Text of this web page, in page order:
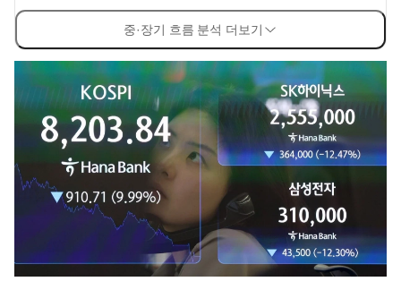
중·장기 흐름 분석 더보기